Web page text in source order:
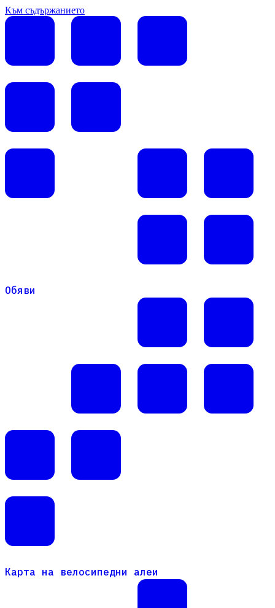
Към съдържанието
Обяви
Карта на велосипедни алеи
Карта на велосипедни алеи